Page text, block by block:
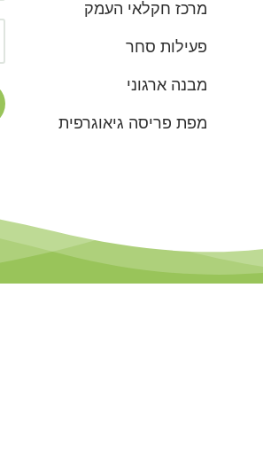
מרכז חקלאי העמק
פעילות סחר
מבנה ארגוני
מפת פריסה גיאוגרפית